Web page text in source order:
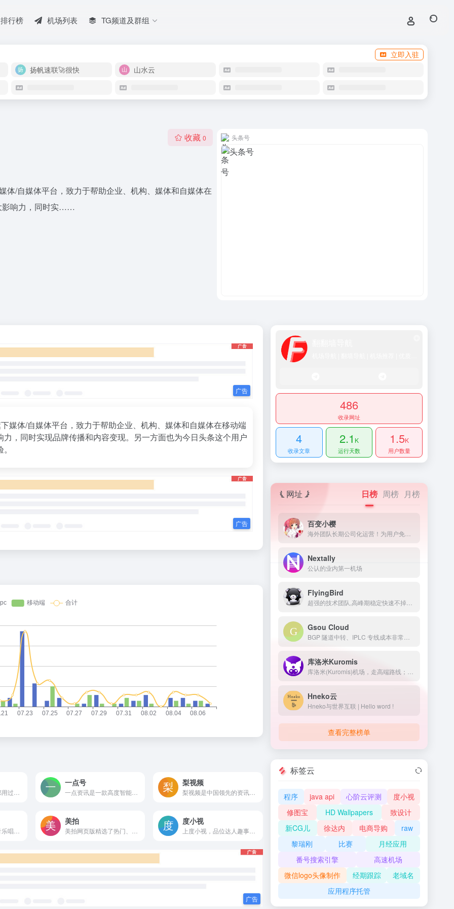
排行榜 机场列表 TG频道及群组
立即入驻
扬帆速联🚀很快
山水云
收藏 0
体/自媒体平台，致力于帮助企业、机构、媒体和自媒体在
影响力，同时实……
头条号
媒体/自媒体平台，致力于帮助企业、机构、媒体和自媒体在移动端
，同时实现品牌传播和内容变现。另一方面也为今日头条这个用户
一点号
一点资讯是一款高度智能的新闻资讯应用，通过它你可以搜索并订阅任意关键词，它会自动帮你聚合整理并实时更新相关资讯，同时会智能分析你的兴趣爱好，为你推荐感兴趣的内容。看新闻资讯，一点就够了！
梨视频
提供图书、电影、音乐唱片的推荐、评论和价格比较，以及城市独特的文化生活。
美拍 度小视
486
收录网址
4
收录文章
2.1 K
运行天数
1.5K
用户数量
网址 日榜 周榜 月榜
百变小樱
Nextally
公认的业内第一机场
FlyingBird
Gsou Cloud
库洛米Kuromis
Hneko云
Hneko与世界互联 | Hello word !
查看完整榜单
标签云
程序 java api 心阶云评测
度小视
修图宝
HD Wallpapers
致设计
新CG儿
徐达内 电商导购
raw
黎瑞刚
比赛
月经应用
番号搜索引擎
高速机场
微信logo头像制作
经期跟踪
老域名
应用程序托管